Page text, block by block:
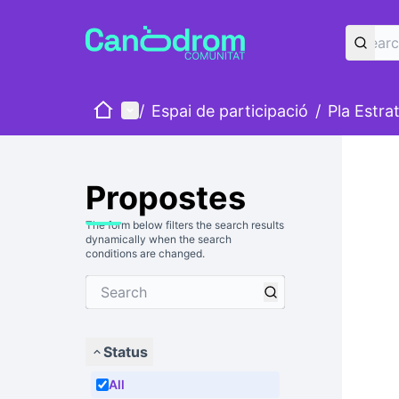
HomeMain menu
/ Espai de participació / Pla
Propostes
The form below filters the search results
dynamically when the search
conditions are changed.
Status
All